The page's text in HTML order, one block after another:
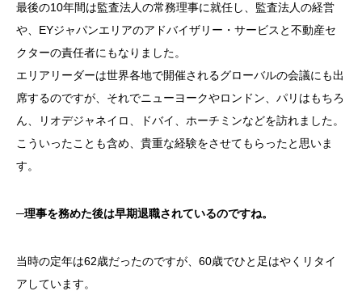
最後の10年間は監査法人の常務理事に就任し、監査法人の経営
や、 EYジャパンエリアのアドバイザリー・サービスと不動産セ
クターの責任者にもなりました。
エリアリーダーは世界各地で開催されるグローバルの会議にも出
席するのですが、それでニューヨークやロンドン、パリはもちろ
ん、リオデジャネイロ、ドバイ、ホーチミンなどを訪れました。
こういったことも含め、貴重な経験をさせてもらったと思いま
す。
─理事を務めた後は早期退職されているのですね。
当時の定年は62歳だったのですが、 60歳でひと足はやくリタイ
アしています。